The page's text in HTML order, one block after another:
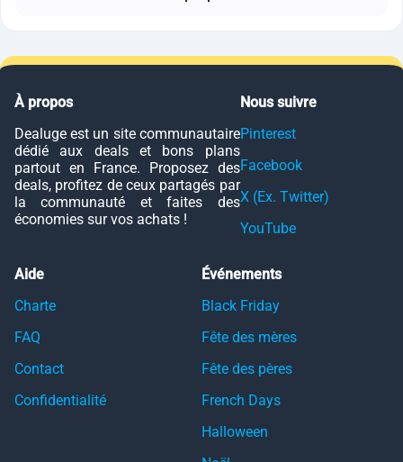
À propos
Dealuge est un site communautaire
dédié aux deals et bons plans
partout en France. Proposez des
deals, profitez de ceux partagés par
la communauté et faites des
économies sur vos achats !
Nous suivre
Pinterest
Facebook
X (Ex. Twitter)
YouTube
Aide
Charte
FAQ
Contact
Confidentialité
Événements
Black Friday
Fête des mères
Fête des pères
French Days
Halloween